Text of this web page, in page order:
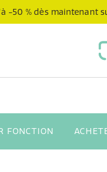
-50 % dès maintenant
FONCTION